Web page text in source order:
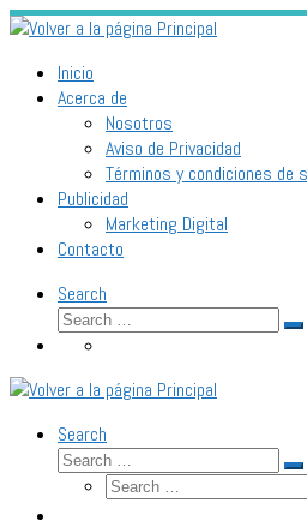
Inicio
Acerca de
Nosotros
Aviso de Privacidad
Términos y condiciones de
Publicidad
Marketing Digital
Contacto
Search
Search